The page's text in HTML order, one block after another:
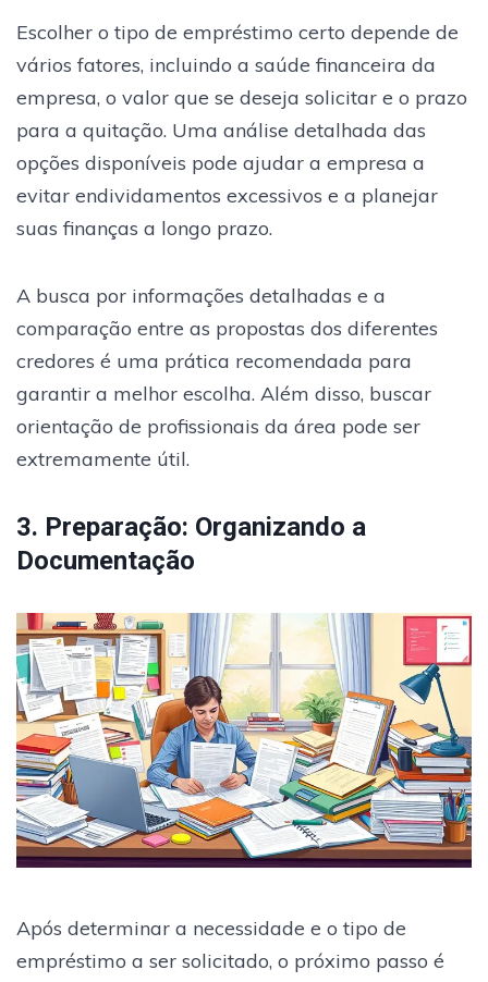
Escolher o tipo de empréstimo certo depende de
vários fatores, incluindo a saúde financeira da
empresa, o valor que se deseja solicitar e o prazo
para a quitação. Uma análise detalhada das
opções disponíveis pode ajudar a empresa a
evitar endividamentos excessivos e a planejar
suas finanças a longo prazo.
A busca por informações detalhadas e a
comparação entre as propostas dos diferentes
credores é uma prática recomendada para
garantir a melhor escolha. Além disso, buscar
orientação de profissionais da área pode ser
extremamente útil.
3. Preparação: Organizando a
Documentação
Após determinar a necessidade e o tipo de
empréstimo a ser solicitado, o próximo passo é